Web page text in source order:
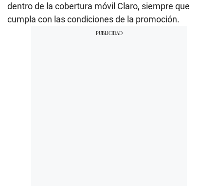
dentro de la cobertura móvil Claro, siempre que
cumpla con las condiciones de la promoción.